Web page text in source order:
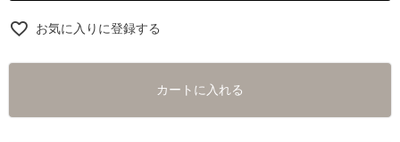
お気に入りに登録する
カートに入れる